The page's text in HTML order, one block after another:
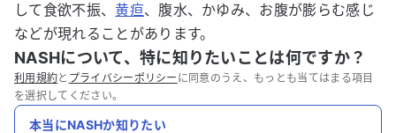
して食欲不振、黄疸、腹水、かゆみ、お腹が膨らむ感じ
などが現れることがあります。
NASHについて、特に知りたいことは何ですか？
利用規約と プライバシーポリシー に同意のうえ、もっとも当てはまる項目
を選択してください。
本当にNASHか知りたい